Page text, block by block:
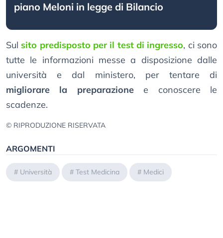
piano Meloni in legge di Bilancio
Sul sito predisposto per il test di ingresso, ci sono
tutte le informazioni messe a disposizione dalle
università e dal ministero, per tentare di
migliorare la preparazionee conoscere le
scadenze.
© RIPRODUZIONE RISERVATA
ARGOMENTI
# Università # Test Medicina # Medici